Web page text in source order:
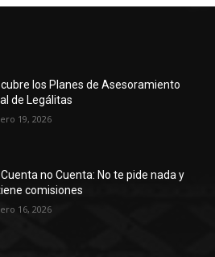
los Planes de Asesoramiento
de Legálitas
19, 2026
Cuenta no Cuenta: No te pide nada y
comisiones
16, 2026